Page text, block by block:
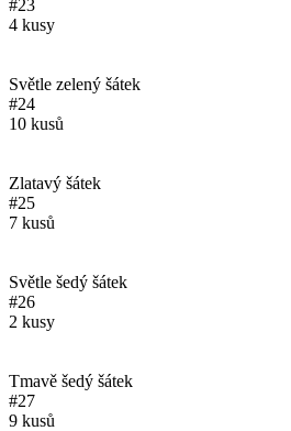
#23
4 kusy
Světle zelený šátek
#24
10 kusů
Zlatavý šátek
#25
7 kusů
Světle šedý šátek
#26
2 kusy
Tmavě šedý šátek
#27
9 kusů